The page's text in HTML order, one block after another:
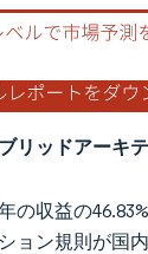
リッドアーキ
の収益の
ョン規則が国